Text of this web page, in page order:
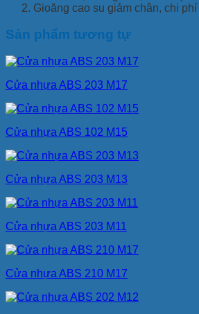
Gioăng cao su giảm chân, chi
Sản phẩm tương tự
Cửa nhựa ABS 203 M17
Cửa nhựa ABS 102 M15
Cửa nhựa ABS 203 M13
Cửa nhựa ABS 203 M11
Cửa nhựa ABS 210 M17